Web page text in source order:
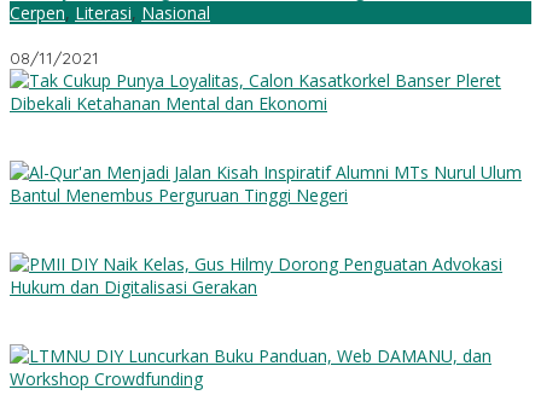
Cerpen, Literasi, Nasional
08/11/2021